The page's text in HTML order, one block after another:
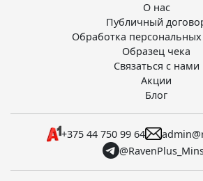
О нас
Публичный
Обработка
Образец чека
Связаться с нами
Акции
Блог
+375 44 750 99 64